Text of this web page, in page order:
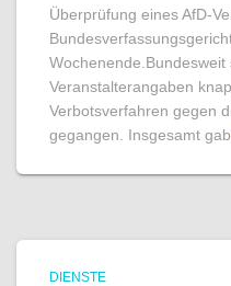
Überprüfung eines AfD-
Veranstalterangaben
Verbotsverfahren gegen
gegangen. Insgesamt gab
DIENSTE